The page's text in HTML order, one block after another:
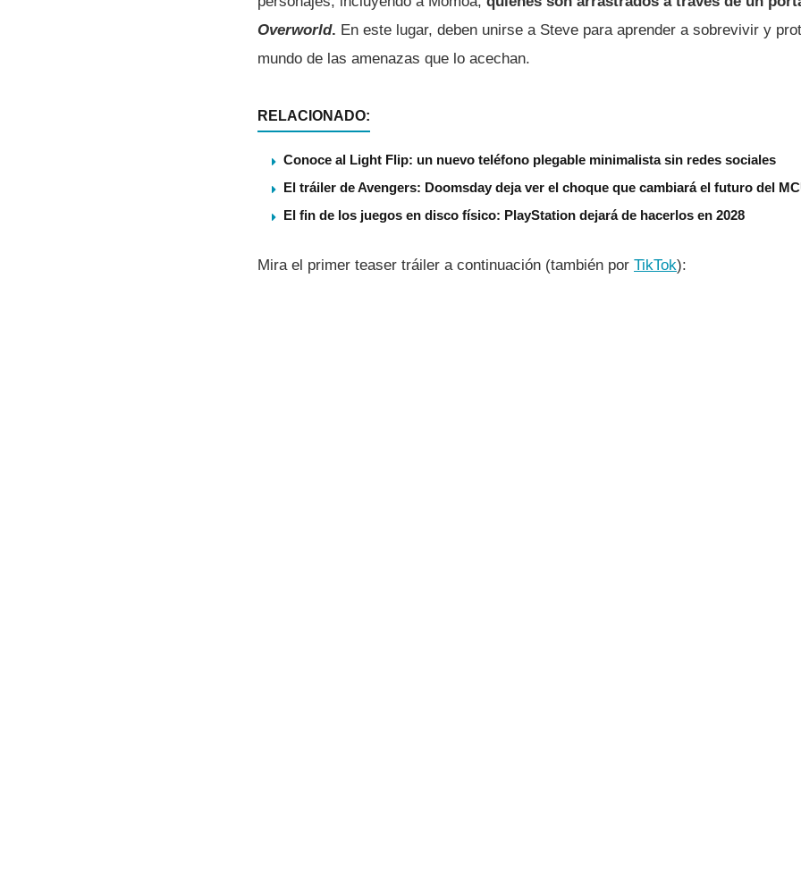
Overworld. En este lugar, deben unirse a Steve para aprender a sobrevivir y
mundo de las amenazas que lo acechan.
RELACIONADO:
Conoce al Light Flip: un nuevo teléfono plegable minimalista sin redes sociales
El tráiler de Avengers: Doomsday deja ver el choque que cambiará el futuro del
El fin de los juegos en disco físico: PlayStation dejará de hacerlos en 2028
Mira el primer teaser tráiler a continuación (también por TikTok):